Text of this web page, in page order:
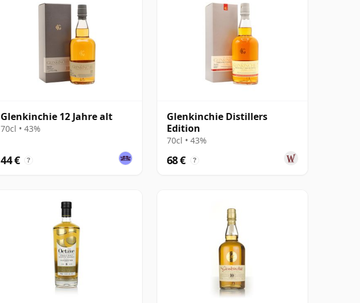
Glenkinchie 12 Jahre alt
70cl • 43%
44 € ?
Glenkinchie Distillers
Edition
70cl • 43%
68 € ?